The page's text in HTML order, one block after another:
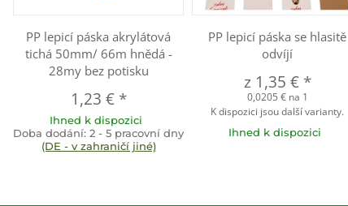
PP lepicí páska akrylátová
tichá 50mm/ 66m hnědá -
28my bez potisku
1,23 € *
Ihned k dispozici
Doba dodání:2 - 5 pracovní dny
(DE - v zahraničí jiné)
PP lepicí páska se hlasitě
odvíjí
z 1,35 € *
0,0205 € na 1
K dispozici jsou další varianty.
Ihned k dispozici